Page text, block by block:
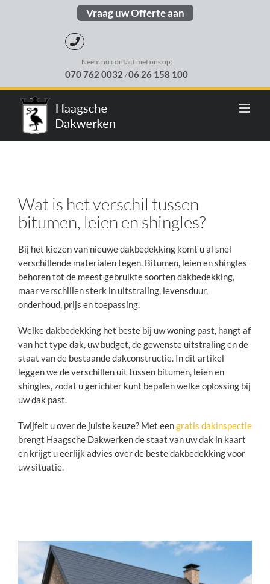
Vraag uw Offerte aan
Neem nu contact met ons op:
070 762 0032 /06 26 158 100
Wat is het verschil tussen
bitumen, leien en shingles?
Bij het kiezen van nieuwe dakbedekking komt u al snel
verschillende materialen tegen. Bitumen, leien en shingles
behoren tot de meest gebruikte soorten dakbedekking,
maar verschillen sterk in uitstraling, levensduur,
onderhoud, prijs en toepassing.
Welke dakbedekking het beste bij uw woning past, hangt af
van het type dak, uw budget, de gewenste uitstraling en de
staat van de bestaande dakconstructie. In dit artikel
leggen we de verschillen uit tussen bitumen, leien en
shingles, zodat u gerichter kunt bepalen welke oplossing bij
uw dak past.
Twijfelt u over de juiste keuze? Met eengratis dakinspectie
brengt Haagsche Dakwerken de staat van uw dak in kaart
en krijgt u eerlijk advies over de beste dakbedekking voor
uw situatie.